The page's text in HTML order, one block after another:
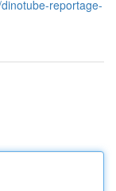
reportage-